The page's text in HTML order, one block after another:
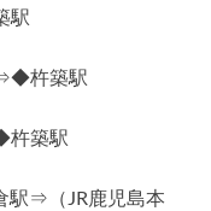
駅
杵築駅
杵築駅
⇒（JR鹿児島本